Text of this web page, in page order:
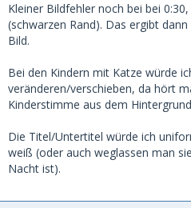
Kleiner Bildfehler noch bei bei
(schwarzen Rand). Das ergibt
Bild.
Bei den Kindern mit Katze würde
veränderen/verschieben, da hört
Kinderstimme aus dem
Die Titel/Untertitel würde ich
weiß (oder auch weglassen man
Nacht ist).